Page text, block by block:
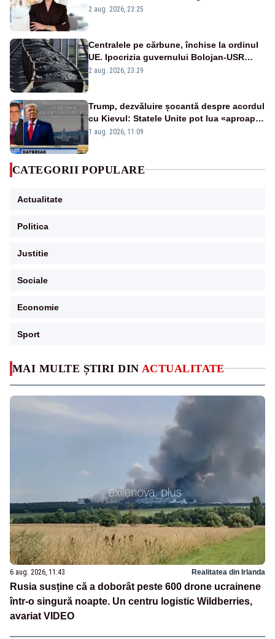
MAI MULTE ȘTIRI DIN ACTUALITATE
6 aug. 2026, 11:43 Realitatea din Irlanda
Rusia susține că a doborât peste 600 drone ucrainene
într-o singură noapte. Un centru logistic Wildberries,
avariat VIDEO
portiță?”
2 aug. 2026, 23:25
Centralele pe cărbune, închise la ordinul
UE. Ipocrizia guvernului Bolojan-USR
după starea de alertă
2 aug. 2026, 23:29
Trump, dezvăluire șocantă despre acordul
cu Kievul: Statele Unite pot lua «aproape
tot ce vor» din minele Ucrainei”
1 aug. 2026, 11:09
CATEGORII POPULARE
Actualitate
Politica
Justitie
Sociale
Economie
Sport